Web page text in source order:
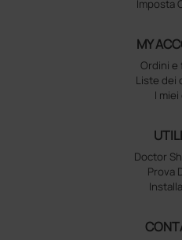
Imposta
MY
Ordini e
Liste dei
I miei
Doctor
Prova